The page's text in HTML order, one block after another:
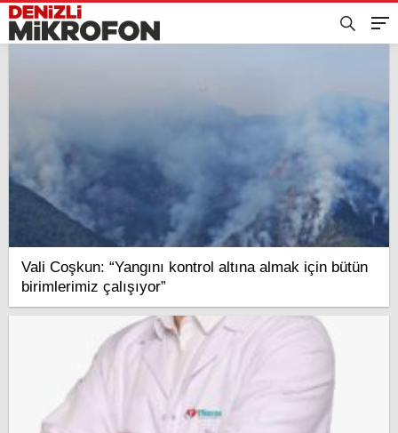
Vali Coşkun: “Yangını kontrol altına almak için bütün
birimlerimiz çalışıyor”